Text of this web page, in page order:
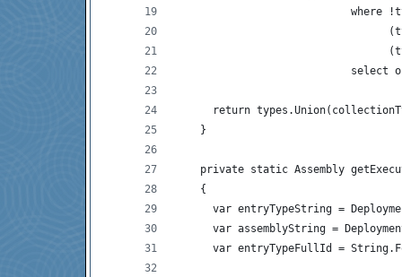
where
select
return
    }
private static Assembly
    {
var entryTypeString =
var assemblyString =
var entryTypeFullId =